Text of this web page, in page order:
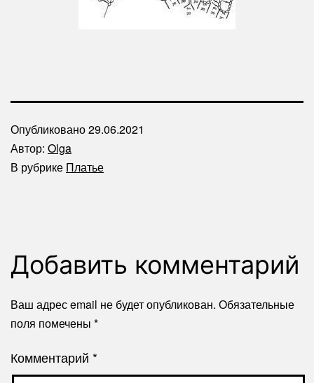
Опубликовано29.06.2021
Автор: Olga
В рубрике Платье
Добавить комментарий
Ваш адрес email не будет опубликован. Обязательные
поля помечены *
Комментарий *